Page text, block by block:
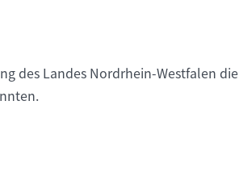
des Landes Nordrhein-Westfalen die